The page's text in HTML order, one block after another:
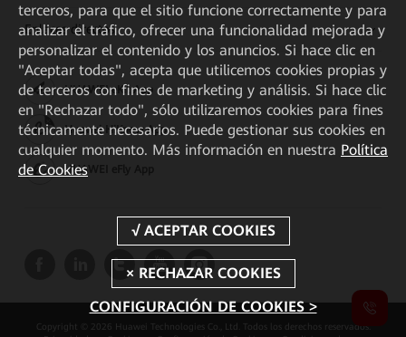
Enlaces directos
HUAWEI eKit App
Huawei HiKnow App
HUAWEI eFly App
Copyright © 2026 Huawei Technologies Co., Ltd. Todos los derechos reservados.
terceros, para que el sitio funcione correctamente y para
analizar el tráfico, ofrecer una funcionalidad mejorada y
personalizar el contenido y los anuncios. Si hace clic en
"Aceptar todas", acepta que utilicemos cookies propias y
de terceros con fines de marketing y análisis. Si hace clic
en "Rechazar todo", sólo utilizaremos cookies para fines
técnicamente necesarios. Puede gestionar sus cookies en
cualquier momento. Más información en nuestra Política
de Cookies
CONFIGURACIÓN DE COOKIES >